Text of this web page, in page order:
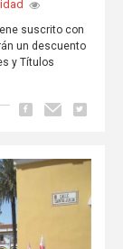
suscrito con
un descuento
y Títulos